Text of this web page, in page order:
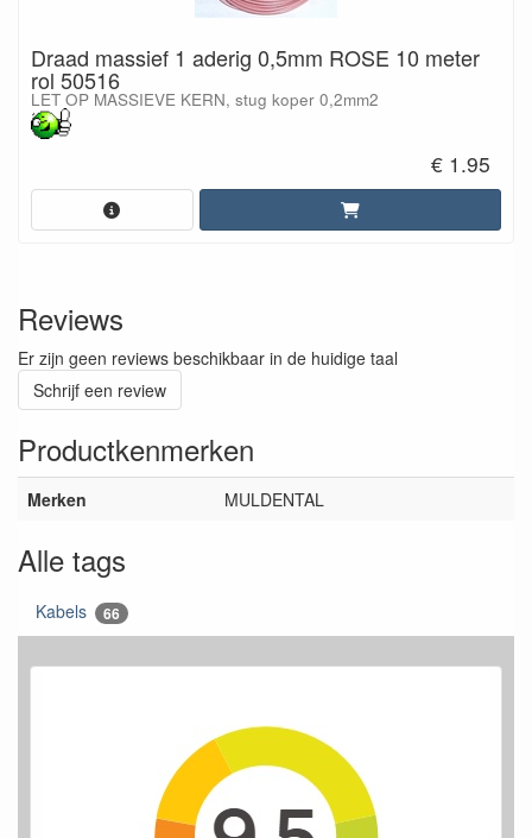
Draad massief 1 aderig 0,5mm ROSE 10 meter
rol 50516
LET OP MASSIEVE KERN, stug koper 0,2mm2
€ 1.95
Reviews
Er zijn geen reviews beschikbaar in de huidige taal
Schrijf een review
Productkenmerken
Merken MULDENTAL
Alle tags
Kabels 66